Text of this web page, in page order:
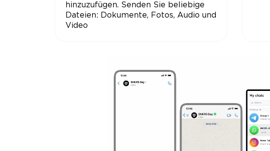
hinzuzufügen. Senden Sie beliebige
Dateien: Dokumente, Fotos, Audio und
Video